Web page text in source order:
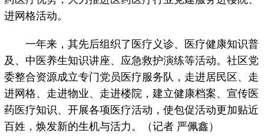
进网格活动。
一年来，其先后组织了医疗义诊、医疗健康知识普
及、中医养生知识讲座、应急救护演练等活动。社区党
委整合资源成立专门党员医疗服务队，走进居民区、走
进网格、走进物业、走进楼院，建立健康档案、宣传医
药医疗知识、开展各项医疗活动，使包促活动更加贴近
百姓，焕发新的生机与活力。（记者 严佩鑫）